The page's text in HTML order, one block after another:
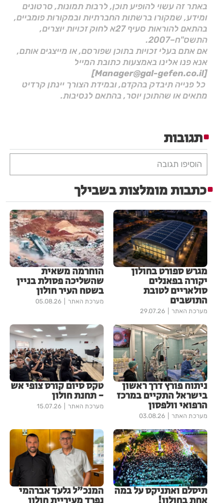
באתר זה עשוי להופיע תוכן, לרבות תמונות, סרטונים
ומידע, שמקורו ברשתות החברתיות ובמקורות פומביים,
בהתאם להוראות סעיף 27א לחוק זכויות יוצרים,
התשס"ח–2007.
אם אתם בעלי זכויות בתוכן שפורסם, או מייצגים אותם,
אנא פנו אלינו באמצעות כתובת המייל
[Manager@gal-gefen.co.il]
כל פנייה תיבדק בהקדם, ובמידת הצורך יינתן קרדיט
מתאים או שהתוכן יוסר, בהתאם לנסיבות.
תגובות
הוסיפו תגובה
כתבות מומלצות בשבילך
מגרש ספורט בחולון
יקורה בפאנלים
סולאריים לטובת
התושבים
מערכת האתר 29.07.26
הוחרמה משאית
שהשליכה פסולת בניין
בשטח העיר חולון
מערכת האתר 05.08.26
ניתוח פורץ דרך ראשון
בישראל התקיים במרכז
הרפואי וולפסון
מערכת האתר 03.08.26
טקס סיום קורס צופי אש
- תחנת חולון
מערכת האתר 15.07.26
תיסלם ואתניקס על במה המנכ"ל גלעד אברהמי